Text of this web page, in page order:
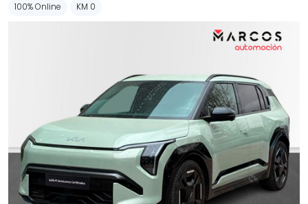
100% Online KM 0